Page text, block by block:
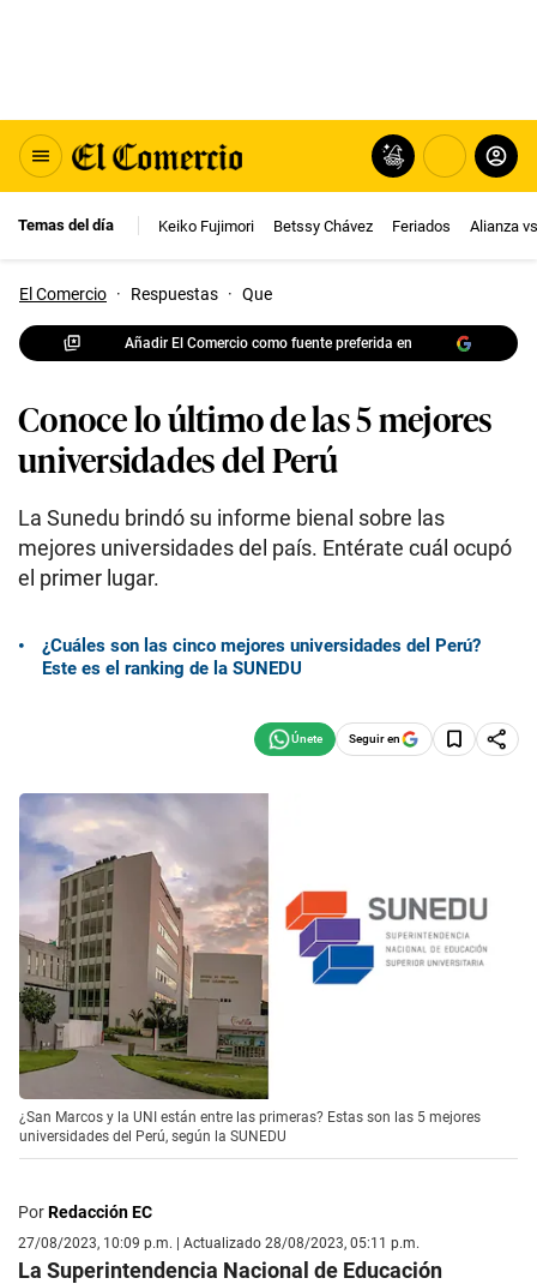
Temas del día Keiko Fujimori Betssy Chávez Feriados Alianza
El Comercio · Respuestas · Que
Añadir El Comercio como fuente preferida en
Conoce lo último de las 5 mejores
universidades del Perú
La Sunedu brindó su informe bienal sobre las
mejores universidades del país. Entérate cuál ocupó
el primer lugar.
¿Cuáles son las cinco mejores universidades del Perú?
Este es el ranking de la SUNEDU
Seguir en
¿San Marcos y la UNI están entre las primeras? Estas son las 5 mejores
universidades del Perú, según la SUNEDU
PorRedacción EC
27/08/2023, 10:09 p.m. | Actualizado 28/08/2023, 05:11 p.m.
La Superintendencia Nacional de Educación